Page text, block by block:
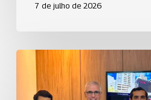
7 de julho de 2026
Uniodonto
Espírito
Santo